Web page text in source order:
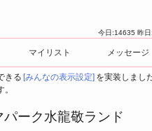
今日:14635 昨日:
マイリスト メッセージ
きる [みんなの表示設定] を実装しまし
ーク水龍敬ランド